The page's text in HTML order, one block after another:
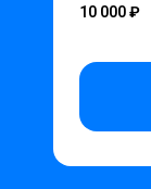
10 000 ₽